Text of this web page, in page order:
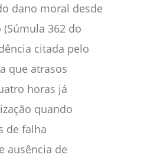
dano moral desde
362 do
citada pelo
que atrasos
horas já
quando
de falha
ausência de